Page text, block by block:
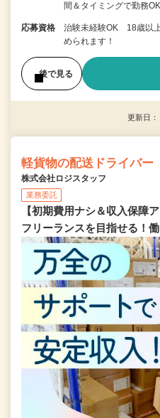
間＆タイミングで勤務
応募資格
治験未経験OK 18歳以
められます！
後で見る
更新日
軽貨物の配送ドライバー
株式会社ロジスタッフ
業務委託
【初期費用ナシ＆収入保障
フリーランスを目指せる！